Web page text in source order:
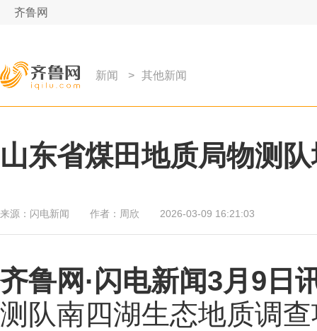
齐鲁网
新闻 > 其他新闻
山东省煤田地质局物测
来源： 闪电新闻 作者： 周欣 2026-03-09 16:21:03
齐鲁网 ·闪电新闻3月9日
测队南四湖生态地质调